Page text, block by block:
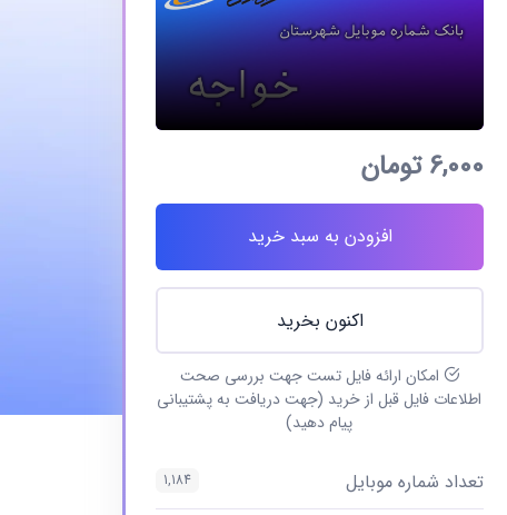
6,000تومان
افزودن به سبد خرید
اکنون بخرید
امکان ارائه فایل تست جهت بررسی صحت
اطلاعات فایل قبل از خرید (جهت دریافت به پشتیبانی
پیام دهید)
تعداد شماره موبایل 1,184